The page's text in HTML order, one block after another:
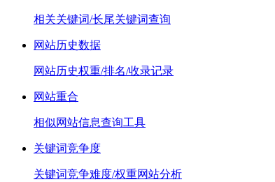
相关关键词/长尾关键词查询
网站历史数据
网站历史权重/排名/收录记录
网站重合
相似网站信息查询工具
关键词竞争度
关键词竞争难度/权重网站分析